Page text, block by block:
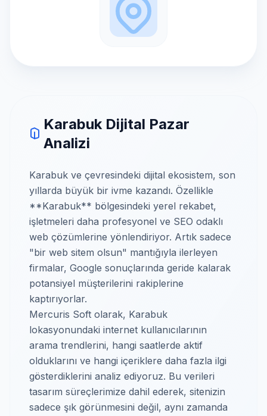
Karabuk Dijital Pazar
Analizi
Karabuk ve çevresindeki dijital ekosistem, son
yıllarda büyük bir ivme kazandı. Özellikle
**Karabuk** bölgesindeki yerel rekabet,
işletmeleri daha profesyonel ve SEO odaklı
web çözümlerine yönlendiriyor. Artık sadece
"bir web sitem olsun" mantığıyla ilerleyen
firmalar, Google sonuçlarında geride kalarak
potansiyel müşterilerini rakiplerine
kaptırıyorlar.
Mercuris Soft olarak, Karabuk
lokasyonundaki internet kullanıcılarının
arama trendlerini, hangi saatlerde aktif
olduklarını ve hangi içeriklere daha fazla ilgi
gösterdiklerini analiz ediyoruz. Bu verileri
tasarım süreçlerimize dahil ederek, sitenizin
sadece şık görünmesini değil, aynı zamanda